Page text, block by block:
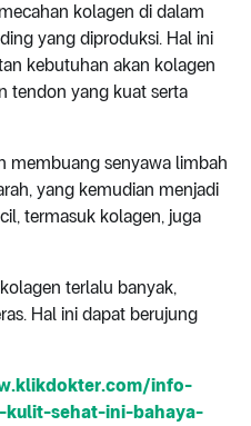
kolagen di dalam
yang diproduksi. Hal ini
kebutuhan akan kolagen
tendon yang kuat serta
membuang senyawa limbah
yang kemudian menjadi
termasuk kolagen, juga
terlalu banyak,
Hal ini dapat berujung
info-
sehat-ini-bahaya-